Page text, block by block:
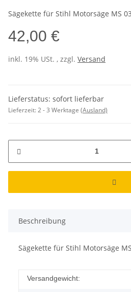
Sägekette für Stihl Motorsäge MS
42,00 €
inkl. 19% USt. , zzgl. Versand
Lieferstatus: sofort lieferbar
Lieferzeit:2 - 3 Werktage (Ausland)
Beschreibung
Sägekette für Stihl Motorsäge
Versandgewicht: